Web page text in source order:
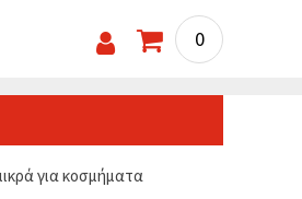
0
για κοσμήματα